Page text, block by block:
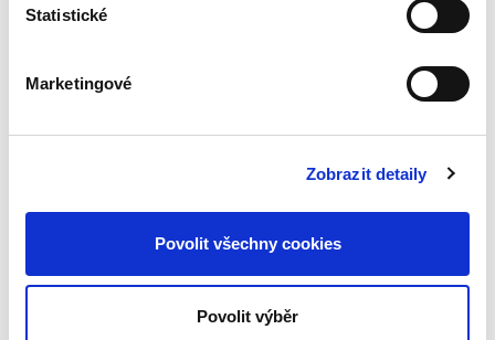
Statistické
Marketingové
Zobrazit detaily
Povolit všechny cookies
Povolit výběr
povinným domáhat se na exekutorovi
výši vymoženého plnění. Touto novelou pak
od 1. 7. 2021, týkající se ochrany nezletilých
přikázáním pohledávky z účtu. Výklad je
rozvíjející aktuální judikaturu exekučních